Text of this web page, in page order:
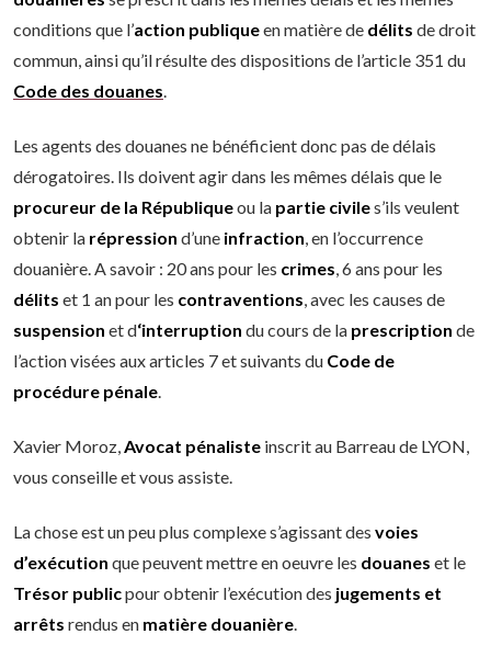
conditions que l’action publiqueen matière de délits de droit
commun, ainsi qu’il résulte des dispositions de l’article 351 du
Code des douanes.
Les agents des douanes ne bénéficient donc pas de délais
dérogatoires. Ils doivent agir dans les mêmes délais que le
procureur de la Républiqueou la partie civiles’ils veulent
obtenir la répression d’une infraction, en l’occurrence
douanière. A savoir : 20 ans pour les crimes, 6 ans pour les
délits et 1 an pour les contraventions, avec les causes de
suspension et d‘interruption du cours de la prescription de
l’action visées aux articles 7 et suivants du Code de
procédure pénale.
Xavier Moroz,Avocat pénaliste inscrit au Barreau de LYON,
vous conseille et vous assiste.
La chose est un peu plus complexe s’agissant des voies
d’exécution que peuvent mettre en oeuvre les douanes et le
Trésor publicpour obtenir l’exécution des jugements et
arrêts rendus en matière douanière.